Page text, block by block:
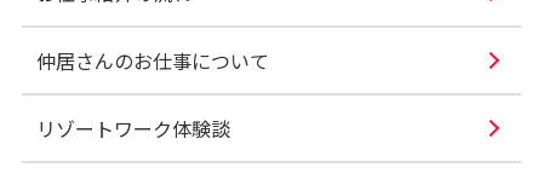
仲居さんのお仕事について
リゾートワーク体験談